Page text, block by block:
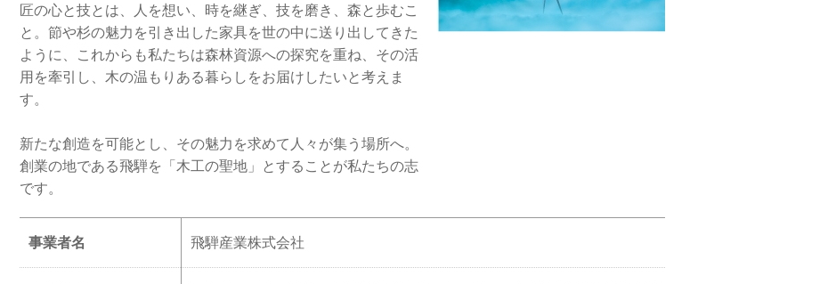
匠の心と技とは、人を想い、時を継ぎ、技を磨き、森と歩むこ
と。節や杉の魅力を引き出した家具を世の中に送り出してきた
ように、これからも私たちは森林資源への探究を重ね、その活
用を牽引し、木の温もりある暮らしをお届けしたいと考えま
す。
新たな創造を可能とし、その魅力を求めて人々が集う場所へ。
創業の地である飛騨を「木工の聖地」とすることが私たちの志
です。
事業者名 飛騨産業株式会社